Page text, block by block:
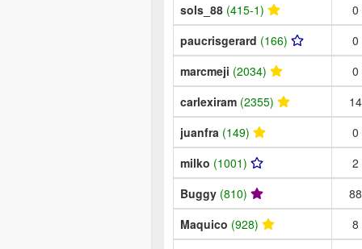
sols_88 (415-1)
0
paucrisgerard (166)
0
marcmeji (2034)
0
carlexiram (2355)
14
juanfra (149)
0
milko (1001)
2
Buggy (810)
88
Maquico (928)
8